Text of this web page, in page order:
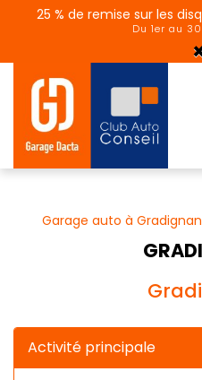
25 % de remise sur les
Du 1er au
Garage auto à Gradignan
Activité principale
Panneau de gestion des cookies